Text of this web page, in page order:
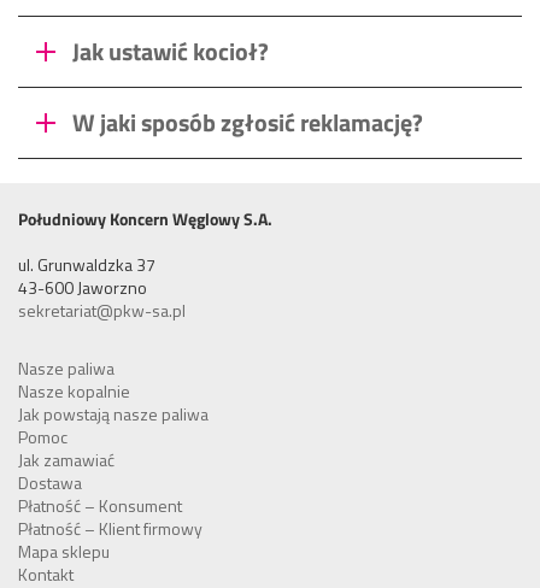
Jak ustawić kocioł?
W jaki sposób zgłosić reklamację?
Południowy Koncern Węglowy S.A.
ul. Grunwaldzka 37
43-600 Jaworzno
sekretariat@pkw-sa.pl
Nasze paliwa
Nasze kopalnie
Jak powstają nasze paliwa
Pomoc
Jak zamawiać
Dostawa
Płatność – Konsument
Płatność – Klient firmowy
Mapa sklepu
Kontakt